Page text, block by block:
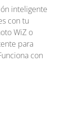
inteligente
con tu
WiZ o
para
con